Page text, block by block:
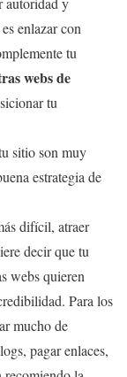
enlazar con
tu
webs de
tu
sitio son muy
estrategia de
difícil, atraer
decir que tu
webs quieren
Para los
mucho de
pagar enlaces,